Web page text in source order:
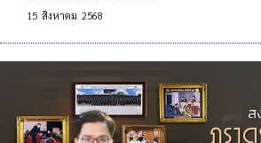
15 สิงหาคม 2568